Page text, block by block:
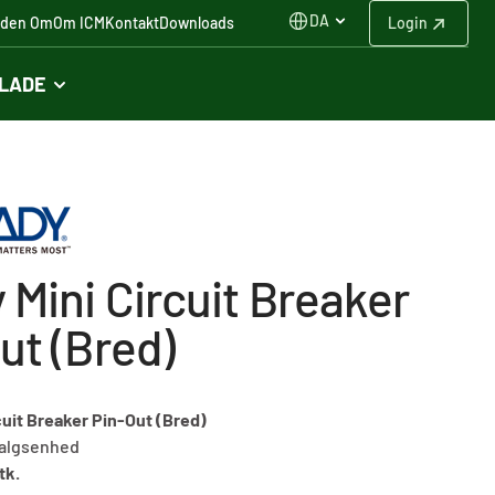
OmOm ICMKontaktDownloads DA Login
Mini Circuit Breaker
(Bred)
Breaker Pin-Out (Bred)